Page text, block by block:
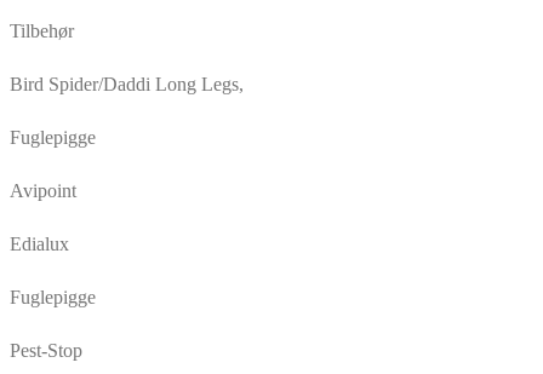
Tilbehør
Bird Spider/Daddi Long Legs,
Fuglepigge
Avipoint
Edialux
Fuglepigge
Pest-Stop